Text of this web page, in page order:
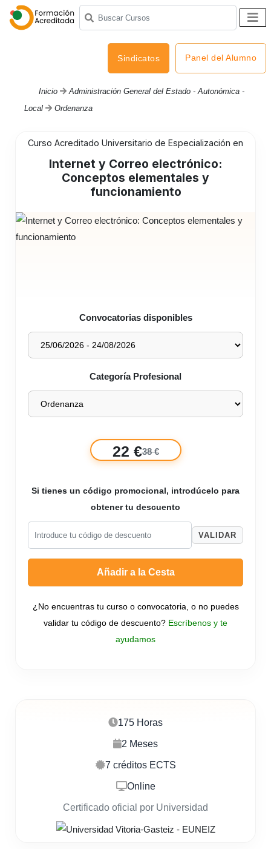
Sindicatos Panel del Alumno
Inicio
Administración General del Estado - Autonómica -
Local
Ordenanza
175 Horas
2 Meses
7 créditos ECTS
Online
Certificado oficial por Universidad
Curso Acreditado Universitario de Especialización en
Internet y Correo electrónico:
Conceptos elementales y
funcionamiento
Convocatorias disponibles
Categoría Profesional
22 €38 €
Si tienes un código promocional, introdúcelo para
obtener tu descuento
VALIDAR
Añadir a la Cesta
¿No encuentras tu curso o convocatoria, o no puedes
validar tu código de descuento? Escríbenos y te
ayudamos